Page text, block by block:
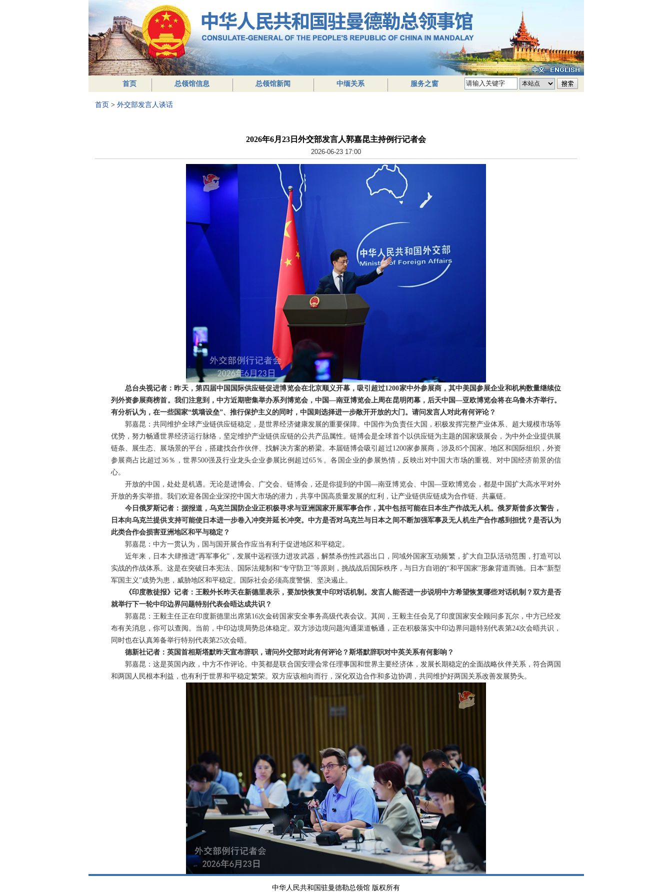
首页 总领馆信息 总领馆新闻 中缅关系 服务之窗
首页 > 外交部发言人谈话
2026年6月23日外交部发言人郭嘉昆主持例行记者会
2026-06-23 17:00
总台央视记者：昨天，第四届中国国际供应链促进博览会在北京顺义开幕，吸引超过1200家中外参展商，其中美国参展企业和机构数量继续位
列外资参展商榜首。我们注意到，中方近期密集举办系列博览会，中国—南亚博览会上周在昆明闭幕，后天中国—亚欧博览会将在乌鲁木齐举行。
有分析认为，在一些国家“筑墙设垒”、推行保护主义的同时，中国则选择进一步敞开开放的大门。请问发言人对此有何评论？
郭嘉昆：共同维护全球产业链供应链稳定，是世界经济健康发展的重要保障。中国作为负责任大国，积极发挥完整产业体系、超大规模市场等
优势，努力畅通世界经济运行脉络，坚定维护产业链供应链的公共产品属性。链博会是全球首个以供应链为主题的国家级展会，为中外企业提供展
链条、展生态、展场景的平台，搭建找合作伙伴、找解决方案的桥梁。本届链博会吸引超过1200家参展商，涉及85个国家、地区和国际组织，外资
参展商占比超过36％，世界500强及行业龙头企业参展比例超过65％。各国企业的参展热情，反映出对中国大市场的重视、对中国经济前景的信
心。
开放的中国，处处是机遇。无论是进博会、广交会、链博会，还是你提到的中国—南亚博览会、中国—亚欧博览会，都是中国扩大高水平对外
开放的务实举措。我们欢迎各国企业深挖中国大市场的潜力，共享中国高质量发展的红利，让产业链供应链成为合作链、共赢链。
今日俄罗斯记者：据报道，乌克兰国防企业正积极寻求与亚洲国家开展军事合作，其中包括可能在日本生产作战无人机。俄罗斯曾多次警告，
日本向乌克兰提供支持可能使日本进一步卷入冲突并延长冲突。中方是否对乌克兰与日本之间不断加强军事及无人机生产合作感到担忧？是否认为
此类合作会损害亚洲地区和平与稳定？
郭嘉昆：中方一贯认为，国与国开展合作应当有利于促进地区和平稳定。
近年来，日本大肆推进“再军事化”，发展中远程强力进攻武器，解禁杀伤性武器出口，同域外国家互动频繁，扩大自卫队活动范围，打造可以
实战的作战体系。这是在突破日本宪法、国际法规制和“专守防卫”等原则，挑战战后国际秩序，与日方自诩的“和平国家”形象背道而驰。日本“新型
军国主义”成势为患，威胁地区和平稳定。国际社会必须高度警惕、坚决遏止。
《印度教徒报》记者：王毅外长昨天在新德里表示，要加快恢复中印对话机制。发言人能否进一步说明中方希望恢复哪些对话机制？双方是否
就举行下一轮中印边界问题特别代表会晤达成共识？
郭嘉昆：王毅主任正在印度新德里出席第16次金砖国家安全事务高级代表会议。其间，王毅主任会见了印度国家安全顾问多瓦尔，中方已经发
布有关消息，你可以查阅。当前，中印边境局势总体稳定。双方涉边境问题沟通渠道畅通，正在积极落实中印边界问题特别代表第24次会晤共识，
同时也在认真筹备举行特别代表第25次会晤。
德新社记者：英国首相斯塔默昨天宣布辞职，请问外交部对此有何评论？斯塔默辞职对中英关系有何影响？
郭嘉昆：这是英国内政，中方不作评论。中英都是联合国安理会常任理事国和世界主要经济体，发展长期稳定的全面战略伙伴关系，符合两国
和两国人民根本利益，也有利于世界和平稳定繁荣。双方应该相向而行，深化双边合作和多边协调，共同维护好两国关系改善发展势头。
中华人民共和国驻曼德勒总领馆 版权所有